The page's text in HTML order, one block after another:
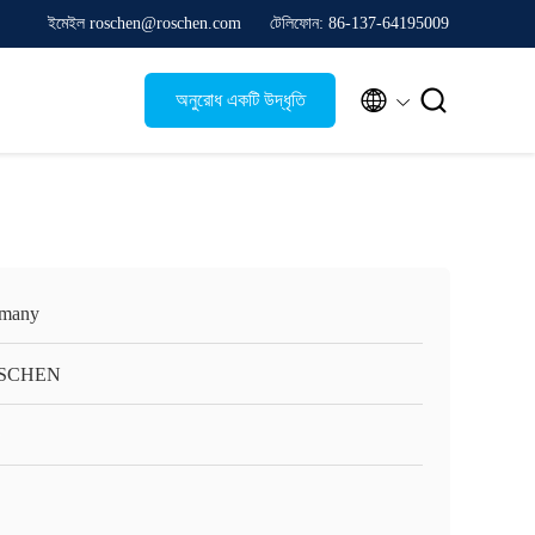
ইমেইল roschen@roschen.com টেলিফোন: 86-137-64195009
অনুরোধ একটি উদ্ধৃতি  